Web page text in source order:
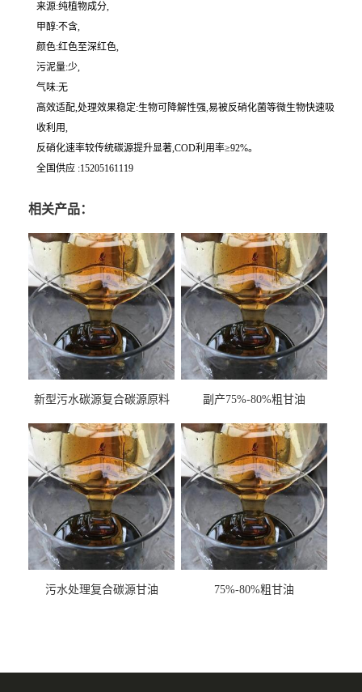
来源:纯植物成分,
甲醇:不含,
颜色:红色至深红色,
污泥量:少,
气味:无
高效适配,处理效果稳定:生物可降解性强,易被反硝化菌等微生物快速吸
收利用,
反硝化速率较传统碳源提升显著,COD利用率≥92%。
全国供应 :15205161119
相关产品：
新型污水碳源复合碳源原料
副产75%-80%粗甘油
污水处理复合碳源甘油
75%-80%粗甘油